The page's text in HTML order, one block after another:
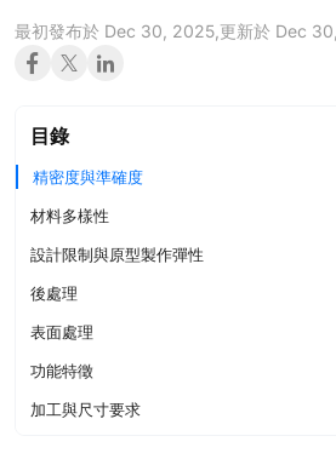
最初發布於 Dec 30, 2025, 更新於 Dec
目錄
精密度與準確度
材料多樣性
設計限制與原型製作彈性
後處理
表面處理
功能特徵
加工與尺寸要求